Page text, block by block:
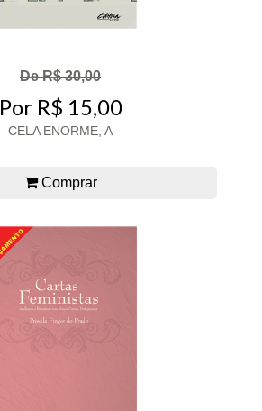
De R$ 30,00
Por R$ 15,00
CELA ENORME, A
Comprar